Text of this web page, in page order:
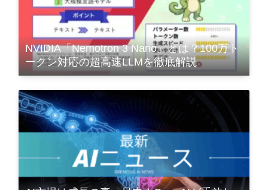
NVIDIA「Nemotron 3 Nano」とは？100万ト
ークン対応の超高速LLMを徹底解説